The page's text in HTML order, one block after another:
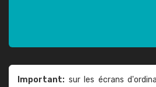
Important: sur les écrans